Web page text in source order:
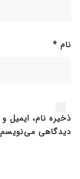
نام *
ذخیره نام، ایمیل
دیدگاهی